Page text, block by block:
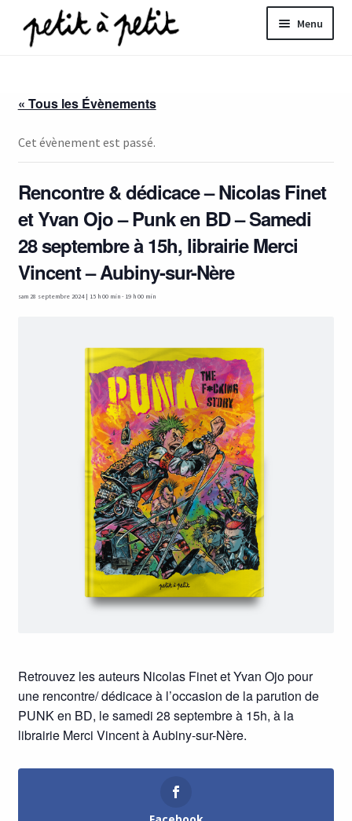
Aller
à
Aller
au
Menu
« Tous les Évènements
Cet évènement est passé.
Rencontre & dédicace – Nicolas Finet
et Yvan Ojo – Punk en BD – Samedi
28 septembre à 15h, librairie Merci
Vincent – Aubiny-sur-Nère
sam 28 septembre 2024 | 15 h 00 min- 19 h 00 min
Retrouvez les auteurs Nicolas Finet et Yvan Ojo pour
une rencontre/ dédicace à l’occasion de la parution de
PUNK en BD, le samedi 28 septembre à 15h, à la
librairie Merci Vincent à Aubiny-sur-Nère.